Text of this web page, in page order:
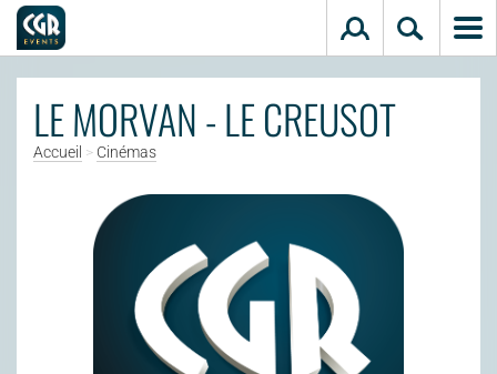
LE MORVAN - LE CREUSOT
Accueil > Cinémas